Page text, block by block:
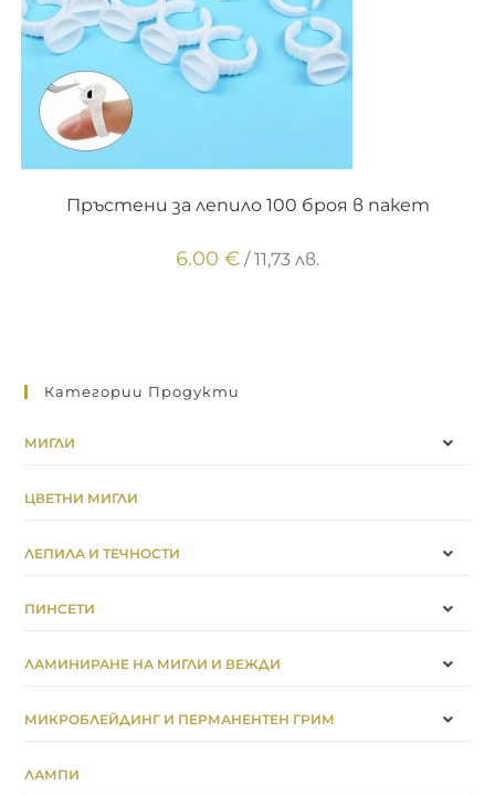
Пръстени за лепило 100 броя в пакет
6.00 € / 11,73 лв.
Категории Продукти
МИГЛИ
ЦВЕТНИ МИГЛИ
ЛЕПИЛА И ТЕЧНОСТИ
ПИНСЕТИ
ЛАМИНИРАНЕ НА МИГЛИ И ВЕЖДИ
МИКРОБЛЕЙДИНГ И ПЕРМАНЕНТЕН ГРИМ
ЛАМПИ